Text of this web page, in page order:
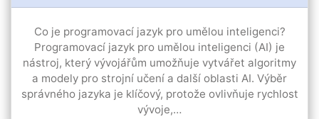
Co je programovací jazyk pro umělou inteligenci?
Programovací jazyk pro umělou inteligenci (AI) je
nástroj, který vývojářům umožňuje vytvářet algoritmy
a modely pro strojní učení a další oblasti AI. Výběr
správného jazyka je klíčový, protože ovlivňuje rychlost
vývoje,…